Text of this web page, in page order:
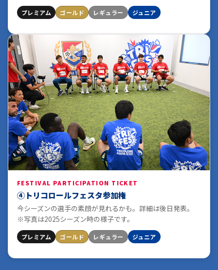
プレミアム ゴールド レギュラー ジュニア
FESTIVAL PARTICIPATION TICKET
④トリコロールフェスタ参加権
今シーズンの選手の素顔が見れるかも。詳細は後日発表。
※写真は2025シーズン時の様子です。
プレミアム ゴールド レギュラー ジュニア